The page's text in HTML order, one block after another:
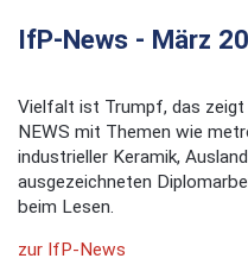
IfP-News - März
Vielfalt ist Trumpf, das
NEWS mit Themen wie
industrieller Keramik,
ausgezeichneten
beim Lesen.
zur IfP-News